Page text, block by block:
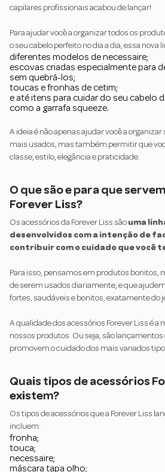
capilares profissionais acabou de lançar!
Para ajudar você a organizar todos os
o seu cabelo perfeito no dia a dia, essa nova
diferentes modelos de necessaire;
escovas criadas especialmente para
sem quebrá-los;
toucas e fronhas de cetim;
e até itens para cuidar do seu cabelo
como a garrafa squeeze.
A ideia é não apenas ajudar você a
mais usados, mas também permitir que
classe, estilo, elegância e praticidade.
O que são e para que
Forever Liss?
Os acessórios da Forever Liss são uma
desenvolvidos com a intenção de
contribuir com o cuidado que você
Para isso, pensamos em produtos bonitos,
de serem usados diariamente, e que
fortes, saudáveis e bonitos, exatamente do
A qualidade dos acessórios Forever Liss é a
nossos produtos. Ou seja, são
promovem o cuidado dos mais variados
Quais tipos de acessórios
existem?
Os tipos de acessórios que a Forever Liss
incluem:
fronha;
touca;
necessaire;
máscara tapa olho;